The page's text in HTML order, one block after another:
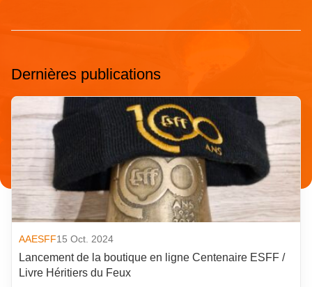
Dernières publications
AAESFF15 Oct. 2024
Lancement de la boutique en ligne Centenaire ESFF /
Livre Héritiers du Feux